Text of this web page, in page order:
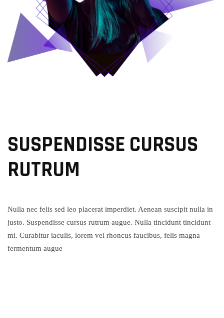
SUSPENDISSE CURSUS
RUTRUM
Nulla nec felis sed leo placerat imperdiet. Aenean suscipit nulla in
justo. Suspendisse cursus rutrum augue. Nulla tincidunt tincidunt
mi. Curabitur iaculis, lorem vel rhoncus faucibus, felis magna
fermentum augue